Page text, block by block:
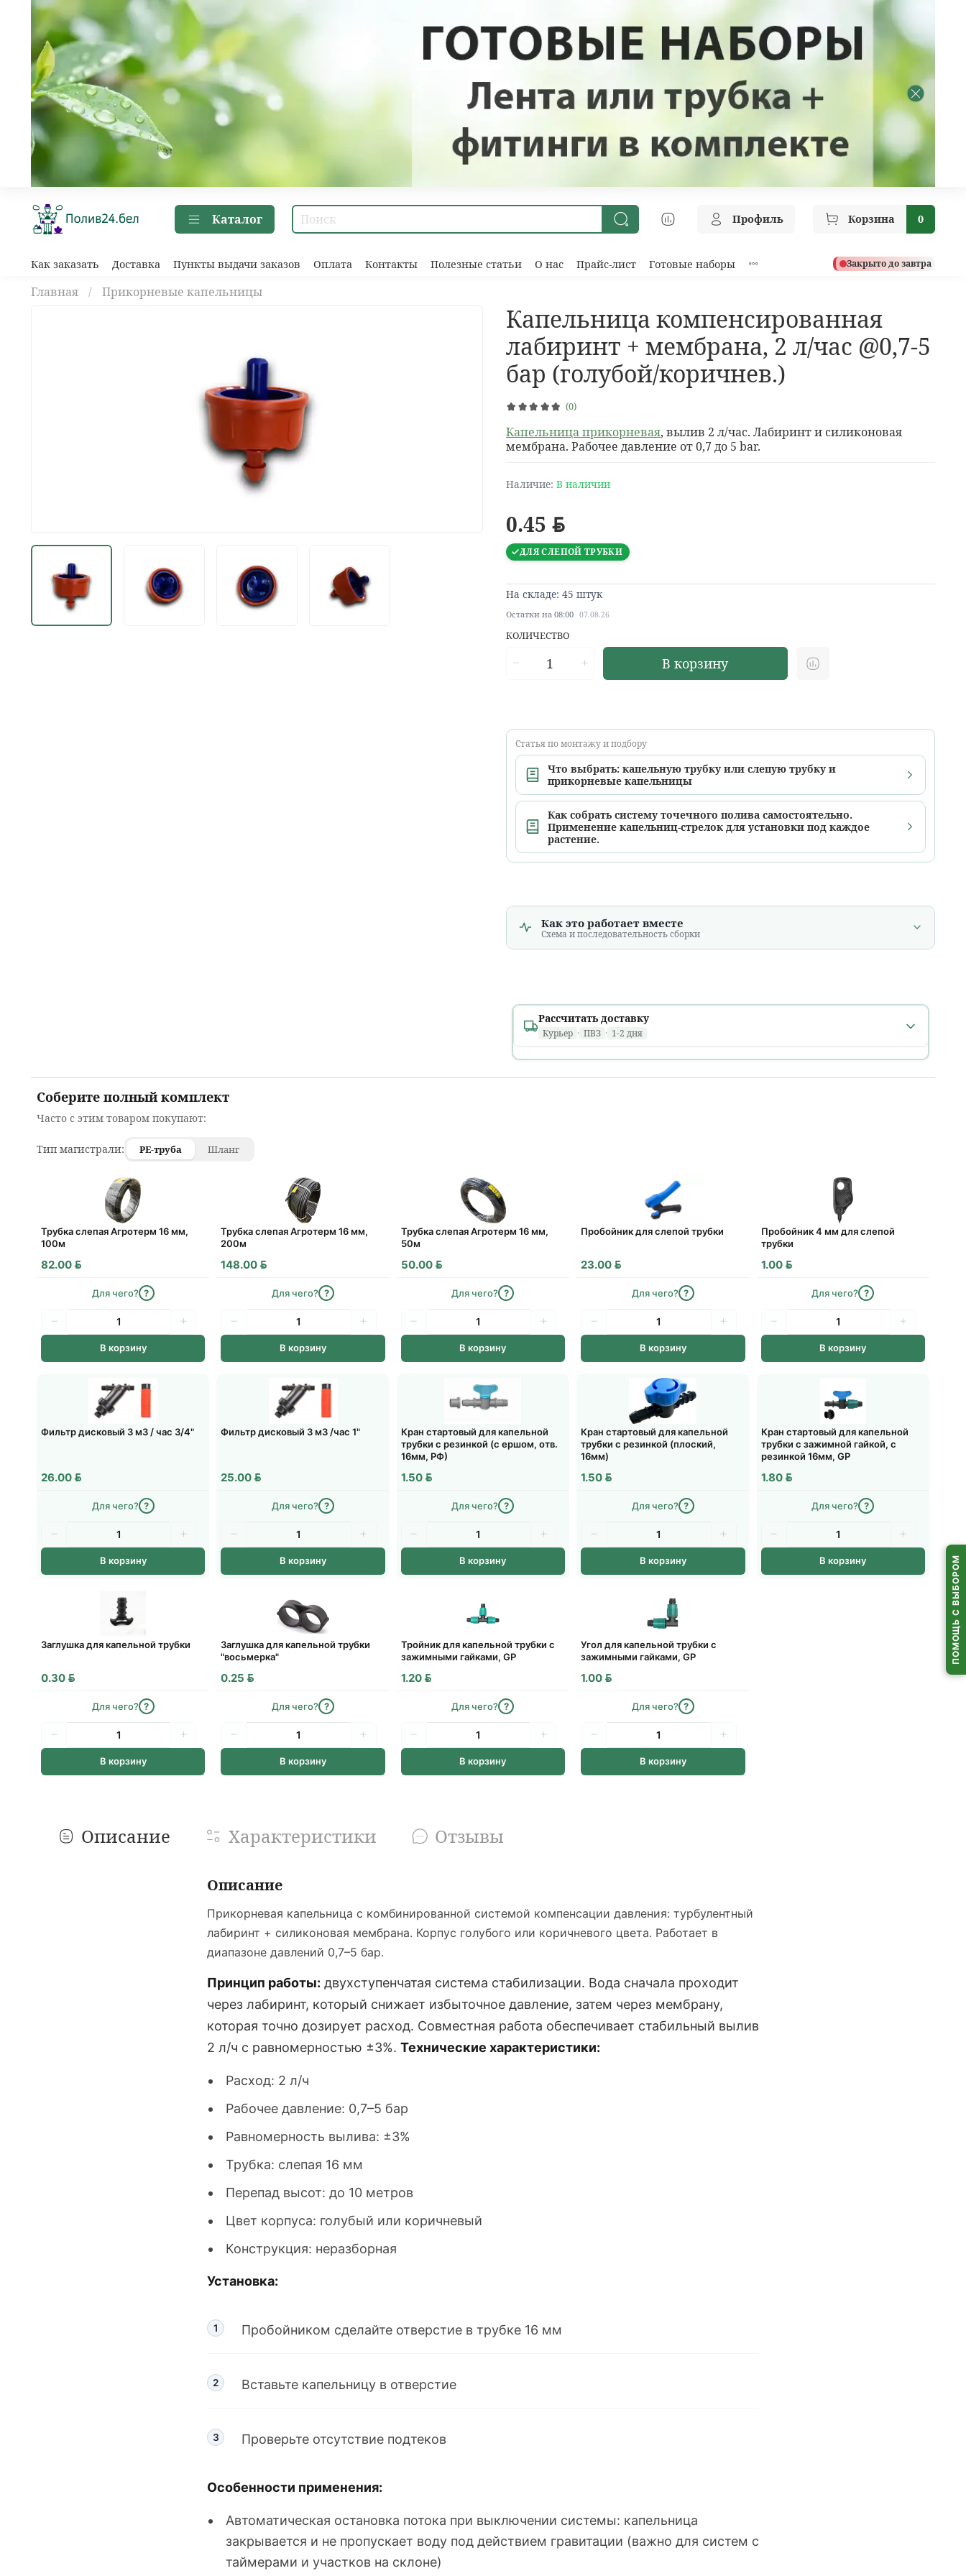
Каталог Профиль Корзина 0
Как заказать Доставка Пункты выдачи заказов Оплата Контакты Полезные статьи О нас Прайс-лист Готовые наборы Закрыто до завтра
Главная Прикорневые капельницы
(0)
Капельница компенсированная
лабиринт + мембрана, 2 л/час @0,7-5
бар (голубой/коричнев.)
0.45 BYN
ДЛЯ СЛЕПОЙ ТРУБКИ
Наличие: В наличии
На складе: 45 штук
Остатки на 08:00 07.08.26
КОЛИЧЕСТВО
В корзину
Капельница прикорневая, вылив 2 л/час. Лабиринт и силиконовая
мембрана. Рабочее давление от 0,7 до 5 bar.
Рассчитать доставку
Курьер · ПВЗ · 1-2 дня
Минск и областные города
пн–пт
Ориентировочно: вторник, 11 августа
Деревни и агрогородки
· время доставки на усмотрение водителя
Ориентировочно: 11 или среда, 12 августа
Пункты выдачи (ПВЗ)
пунктов выдачипо всей Беларуси
Статья по монтажу и подбору
Что выбрать: капельную трубку или слепую трубку и
прикорневые капельницы
Как собрать систему точечного полива самостоятельно.
Применение капельниц-стрелок для установки под каждое
растение.
Как это работает вместе
Схема и последовательность сборки
Соберите полный комплект
Часто с этим товаром покупают:
Тип магистрали: PE-труба Шланг
Трубка слепая Агротерм 16 мм,
100м
82.00 BYN
Для чего? ?
В корзину
Трубка слепая Агротерм 16 мм,
200м
148.00 BYN
Для чего? ?
В корзину
Трубка слепая Агротерм 16 мм,
50м
50.00 BYN
Для чего? ?
В корзину
Пробойник для слепой трубки
23.00 BYN
Для чего? ?
В корзину
Пробойник 4 мм для слепой
трубки
1.00 BYN
Для чего? ?
В корзину
Фильтр дисковый 3 м3 / час 3/4"
26.00 BYN
Для чего? ?
В корзину
Фильтр дисковый 3 м3 /час 1"
25.00 BYN
Для чего? ?
В корзину
Кран стартовый для капельной
трубки с резинкой (с ершом, отв.
16мм, РФ)
1.50 BYN
Для чего? ?
В корзину
Кран стартовый для капельной
трубки с резинкой (плоский,
16мм)
1.50 BYN
Для чего? ?
В корзину
Кран стартовый для капельной
трубки с зажимной гайкой, с
резинкой 16мм, GP
1.80 BYN
Для чего? ?
В корзину
Заглушка для капельной трубки
0.30 BYN
Для чего? ?
В корзину
Заглушка для капельной трубки
"восьмерка"
0.25 BYN
Для чего? ?
В корзину
Тройник для капельной трубки с
зажимными гайками, GP
1.20 BYN
Для чего? ?
В корзину
Угол для капельной трубки с
зажимными гайками, GP
1.00 BYN
Для чего? ?
В корзину
Описание Характеристики Отзывы
Описание
Прикорневая капельница с комбинированной системой компенсации давления: турбулентный
лабиринт + силиконовая мембрана. Корпус голубого или коричневого цвета. Работает в
диапазоне давлений 0,7–5 бар.
Принцип работы: двухступенчатая система стабилизации. Вода сначала проходит
через лабиринт, который снижает избыточное давление, затем через мембрану,
которая точно дозирует расход. Совместная работа обеспечивает стабильный вылив
2 л/ч с равномерностью ±3%. Технические характеристики:
Расход: 2 л/ч
Рабочее давление: 0,7–5 бар
Равномерность вылива: ±3%
Трубка: слепая 16 мм
Перепад высот: до 10 метров
Цвет корпуса: голубый или коричневый
Конструкция: неразборная
Установка:
Пробойником сделайте отверстие в трубке 16 мм
Вставьте капельницу в отверстие
Проверьте отсутствие подтеков
Особенности применения:
Автоматическая остановка потока при выключении системы: капельница
закрывается и не пропускает воду под действием гравитации (важно для систем с
таймерами и участков на склоне)
ПОМОЩЬ С ВЫБОРОМ